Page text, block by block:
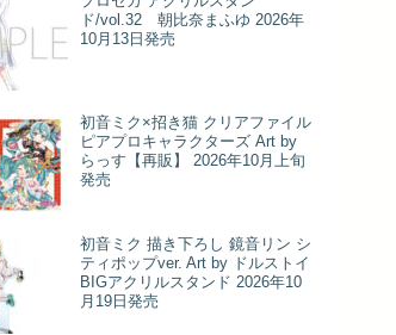
ド/vol.32 朝比奈まふゆ 2026年
10月13日発売
初音ミク×招き猫 クリアファイル
ピアプロキャラクターズ Art by
らっす【再販】 2026年10月上旬
発売
初音ミク 描き下ろし 鏡音リン シ
ティポップver. Art by ドルストイ
BIGアクリルスタンド 2026年10
月19日発売